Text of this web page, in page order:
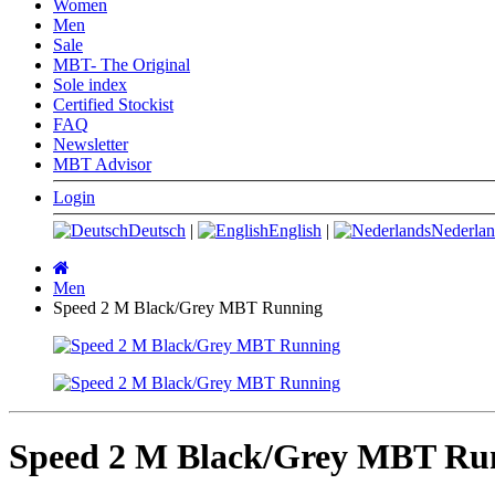
Women
Men
Sale
MBT- The Original
Sole index
Certified Stockist
FAQ
Newsletter
MBT Advisor
Login
Deutsch | English |
page
Men
Speed 2 M Black/Grey MBT Running
Speed 2 M Black/Grey MBT